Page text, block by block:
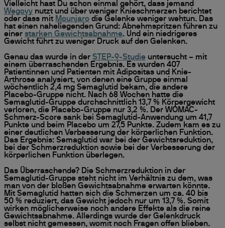
Vielleicht hast Du schon einmal gehört, dass jemand
Wegovy nutzt und über weniger Knieschmerzen berichtet
oder dass mit Mounjaro die Gelenke weniger wehtun. Das
hat einen naheliegenden Grund: Abnehmspritzen führen zu
einer starken Gewichtsabnahme. Und ein niedrigeres
Gewicht führt zu weniger Druck auf den Gelenken.
Genau das wurde in der STEP-9-Studie untersucht – mit
einem überraschenden Ergebnis. Es wurden 407
Patientinnen und Patienten mit Adipositas und Knie-
Arthrose analysiert, von denen eine Gruppe einmal
wöchentlich 2,4 mg Semaglutid bekam, die andere
Placebo-Gruppe nicht. Nach 68 Wochen hatte die
Semaglutid-Gruppe durchschnittlich 13,7 % Körpergewicht
verloren, die Placebo-Gruppe nur 3,2 %. Der WOMAC-
Schmerz-Score sank bei Semaglutid-Anwendung um 41,7
Punkte und beim Placebo um 27,5 Punkte. Zudem kam es zu
einer deutlichen Verbesserung der körperlichen Funktion.
Das Ergebnis: Semaglutid war bei der Gewichtsreduktion,
bei der Schmerzreduktion sowie bei der Verbesserung der
körperlichen Funktion überlegen.
Das Überraschende? Die Schmerzreduktion in der
Semaglutid-Gruppe steht nicht im Verhältnis zu dem, was
man von der bloßen Gewichtsabnahme erwarten könnte.
Mit Semaglutid hatten sich die Schmerzen um ca. 40 bis
50 % reduziert, das Gewicht jedoch nur um 13,7 %. Somit
wirken möglicherweise noch andere Effekte als die reine
Gewichtsabnahme. Allerdings wurde der Gelenkdruck
selbst nicht gemessen, womit noch Fragen offen blieben.